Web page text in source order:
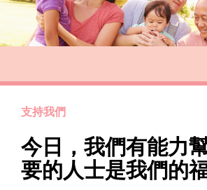
支持我們
今日，我們有能力
要的人士是我們的福